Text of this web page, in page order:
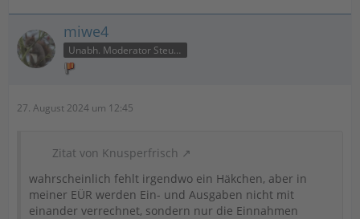
miwe4
Unabh. Moderator Steuer
27. August 2024 um 12:45
Zitat von Knusperfrisch
wahrscheinlich fehlt irgendwo ein Häkchen, aber in
meiner EÜR werden Ein- und Ausgaben nicht mit
einander verrechnet, sondern nur die Einnahmen